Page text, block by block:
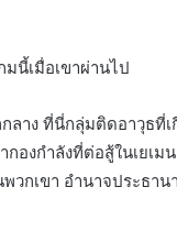
นี้เมื่อเขาผ่านไป
าง ที่นี่กลุ่มติดอาวุธที่
องกำลังที่ต่อสู้ในเยเ
กเขา อำนาจประธาน